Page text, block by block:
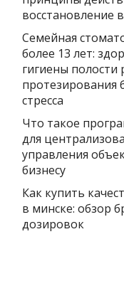
восстановление
Семейная
более 13 лет:
гигиены полости
протезирования
стресса
Что такое
для
управления
бизнесу
Как купить
в минске: обзор
дозировок